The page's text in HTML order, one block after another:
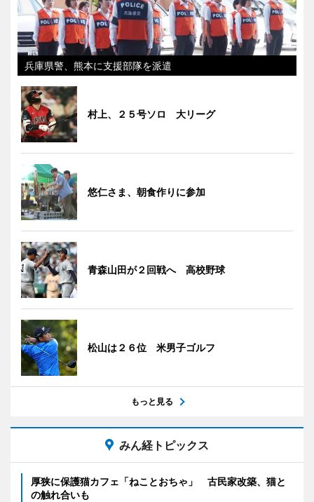
兵庫県警、熊本に支援部隊を派遣
村上、２５号ソロ 大リーグ
悠仁さま、朝食作りに参加
青森山田が２回戦へ 高校野球
松山は２６位 米男子ゴルフ
もっと見る
みん経トピックス
厚狭に保護猫カフェ「ねことおちゃ」 古民家改築、猫と
の触れ合いも